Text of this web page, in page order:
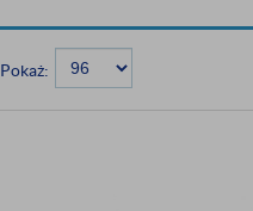
Pokaż: